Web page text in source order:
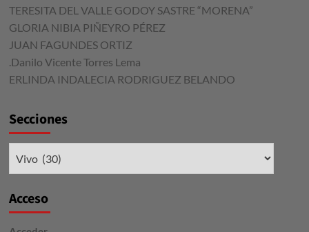
TERESITA DEL VALLE GODOY SASTRE “MORENA”
GLORIA NIBIA PIÑEYRO PÉREZ
JUAN FAGUNDES ORTIZ
.Danilo Vicente Torres Lema
ERLINDA INDALECIA RODRIGUEZ BELANDO
Secciones
Secciones
Acceso